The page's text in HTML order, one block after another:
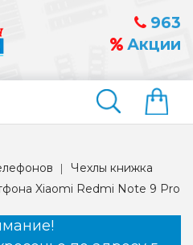
963
Акции
Найти
Чехлы книжка
Xiaomi Redmi Note 9 Pro